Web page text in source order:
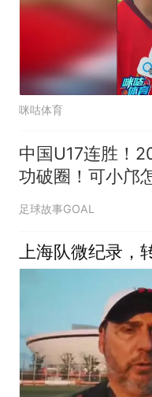
咪咕体育
中国U17连胜！
功破圈！可小邝
足球故事GOAL
上海队微纪录，